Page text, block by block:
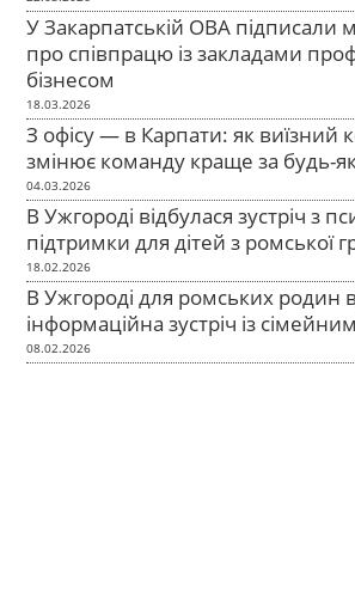
У Закарпатській ОВА
про співпрацю із закладами
бізнесом
18.03.2026
З офісу — в Карпати: як виїзний
змінює команду краще за будь-
04.03.2026
В Ужгороді відбулася зустріч з
підтримки для дітей з ромської
18.02.2026
В Ужгороді для ромських родин
інформаційна зустріч із
08.02.2026